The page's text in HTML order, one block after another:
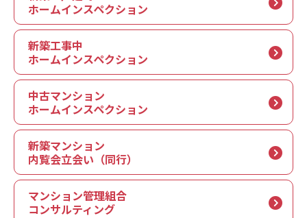
ホームインスペクション
新築工事中
ホームインスペクション
中古マンション
ホームインスペクション
新築マンション
内覧会立会い（同行）
マンション管理組合
コンサルティング